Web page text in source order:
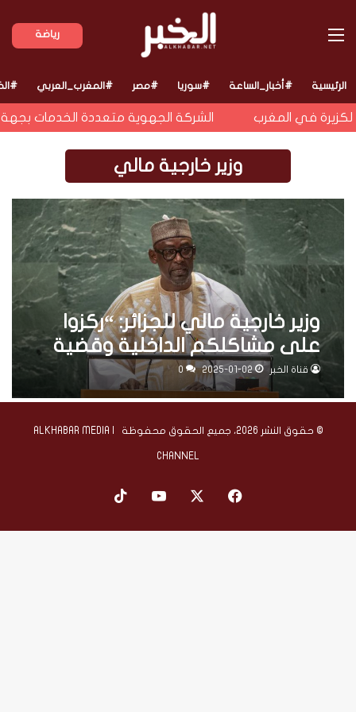
رياضة القائمة
الرئيسية #أخبار_الساعة #سوريا #مصر #المغرب_العربي
في المغرب الشركة الجهوية متعددة الخدمات بجهة
وزير خارجية مالي
وزير خارجية مالي للجزائر: “ركزوا
على مشاكلكم الداخلية وقضية
القبائل”
قناة الخبر 2025-01-02
0
© حقوق النشر 2026، جميع الحقوق محفوظة | ALKHABAR MEDIA
CHANNEL
فيسبوك ‫YouTube